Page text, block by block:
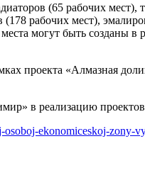
(65 рабочих
рабочих мест),
могут быть созданы
проекта «Алмазная
в реализацию
ekonomiceskoj-zony-